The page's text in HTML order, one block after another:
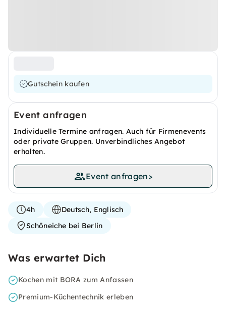
Gutschein kaufen
Event anfragen
Individuelle Termine anfragen. Auch für Firmenevents
oder private Gruppen. Unverbindliches Angebot
erhalten.
Event anfragen>
4h
Deutsch, Englisch
Schöneiche bei Berlin
Was erwartet Dich
Kochen mit BORA zum Anfassen
Premium-Küchentechnik erleben